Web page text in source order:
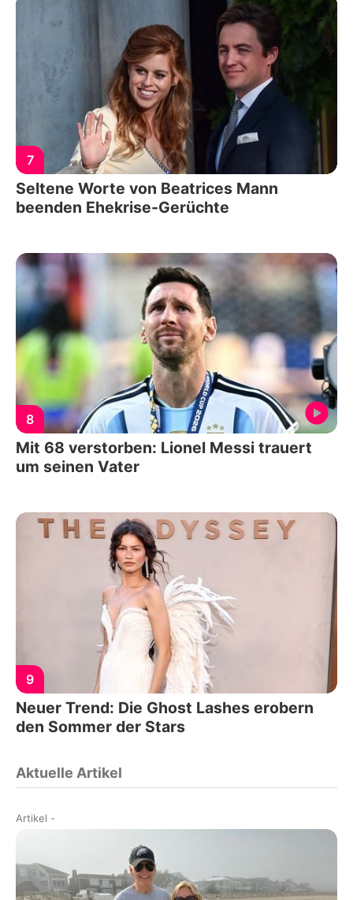
7
Seltene Worte von Beatrices Mann
beenden Ehekrise-Gerüchte
8
Mit 68 verstorben: Lionel Messi trauert
um seinen Vater
9
Neuer Trend: Die Ghost Lashes erobern
den Sommer der Stars
Aktuelle Artikel
Artikel -